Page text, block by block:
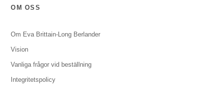
OM OSS
Om Eva Brittain-Long Berlander
Vision
Vanliga frågor vid beställning
Integritetspolicy